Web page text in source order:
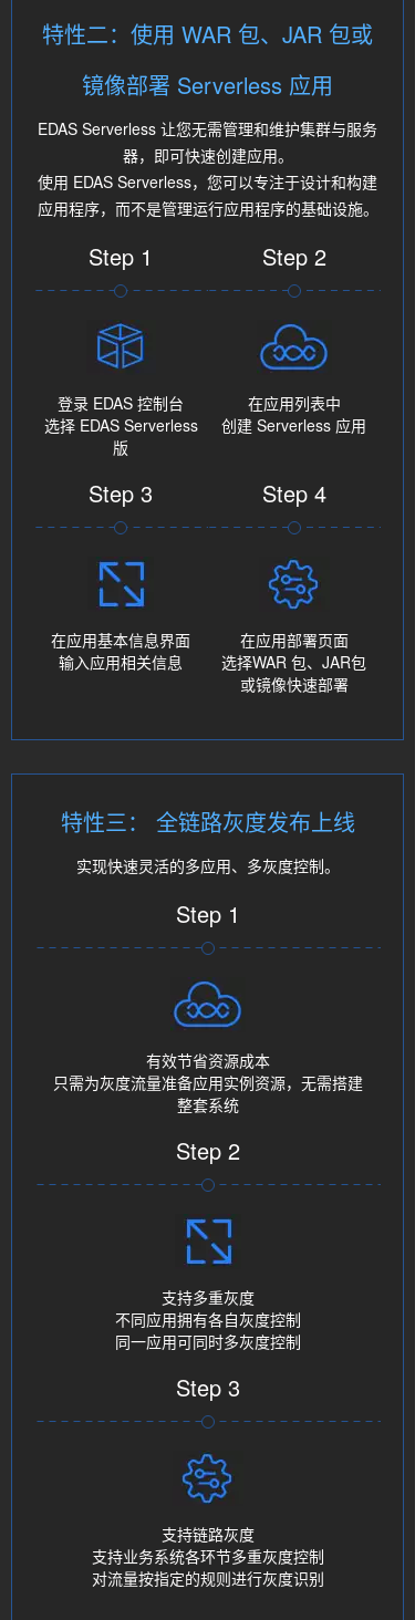
特性二：使用 WAR 包、JAR 包或
镜像部署 Serverless 应用
EDAS Serverless 让您无需管理和维护集群与服务
器，即可快速创建应用。
使用 EDAS Serverless，您可以专注于设计和构建
应用程序，而不是管理运行应用程序的基础设施。
Step 1
登录 EDAS 控制台
选择 EDAS Serverless
版
Step 2
在应用列表中
创建 Serverless 应用
Step 3
在应用基本信息界面
输入应用相关信息
Step 4
在应用部署页面
选择WAR 包、JAR包
或镜像快速部署
特性三： 全链路灰度发布上线
实现快速灵活的多应用、多灰度控制。
Step 1
有效节省资源成本
只需为灰度流量准备应用实例资源，无需搭建
整套系统
Step 2
支持多重灰度
不同应用拥有各自灰度控制
同一应用可同时多灰度控制
Step 3
支持链路灰度
支持业务系统各环节多重灰度控制
对流量按指定的规则进行灰度识别